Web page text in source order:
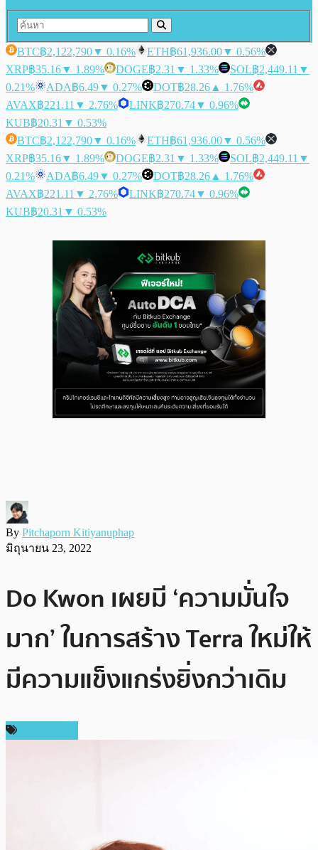
BTC฿2,122,790▼ 0.16% ETH฿61,936.00▼ 0.56%
XRP฿35.16▼ 1.89% DOGE฿2.31 ▼ 1.33% SOL฿2,449.11 ▼
0.21%
ADA฿6.49▼ 0.27% DOT฿28.26 ▲ 1.76%
AVAX฿221.11 ▼ 2.76% LINK฿270.74▼ 0.96%
KUB฿20.31 ▼ 0.53%
BTC฿2,122,790▼ 0.16% ETH฿61,936.00▼ 0.56%
XRP฿35.16▼ 1.89% DOGE฿2.31 ▼ 1.33% SOL฿2,449.11 ▼
0.21%
ADA฿6.49▼ 0.27% DOT฿28.26 ▲ 1.76%
AVAX฿221.11 ▼ 2.76% LINK฿270.74▼ 0.96%
KUB฿20.31 ▼ 0.53%
By Pitchaporn Kitiyanuphap
มิถุนายน 23, 2022
Do Kwon เผยมี ‘ความมั่นใจ
มาก’ ในการสร้าง Terra ใหม่ให้
มีความแข็งแกร่งยิ่งกว่าเดิม